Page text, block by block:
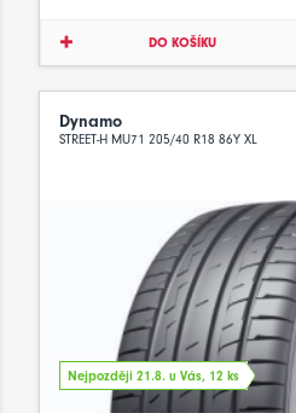
DO KOŠÍKU
Dynamo
STREET-H MU71 205/40 R18 86Y XL
Nejpozději 21.8. u Vás, 12 ks